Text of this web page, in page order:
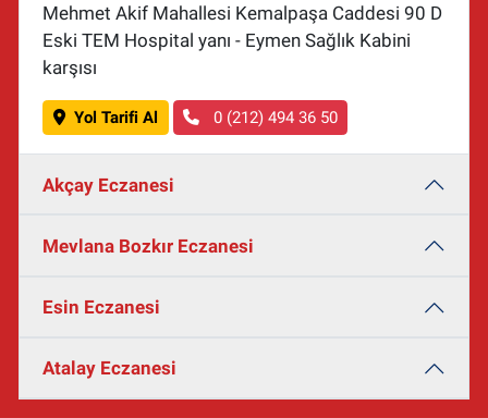
Mehmet Akif Mahallesi Kemalpaşa Caddesi 90 D
Eski TEM Hospital yanı - Eymen Sağlık Kabini
karşısı
Yol Tarifi Al 0 (212) 494 36 50
Akçay Eczanesi
Mevlana Bozkır Eczanesi
Esin Eczanesi
Atalay Eczanesi